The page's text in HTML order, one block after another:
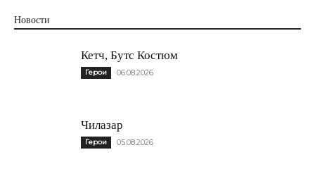
Новости
Кетч, Бутс Костюм
Герои 06.08.2026
Чилазар
Герои 05.08.2026